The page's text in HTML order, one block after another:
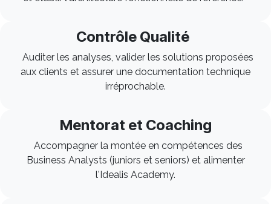
Contrôle Qualité
Auditer les analyses, valider les solutions proposées
aux clients et assurer une documentation technique
irréprochable.
Mentorat et Coaching
Accompagner la montée en compétences des
Business Analysts (juniors et seniors) et alimenter
l'Idealis Academy.